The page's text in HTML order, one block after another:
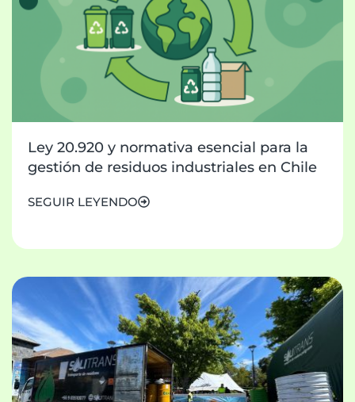
Ley 20.920 y normativa esencial para la
gestión de residuos industriales en Chile
SEGUIR LEYENDO